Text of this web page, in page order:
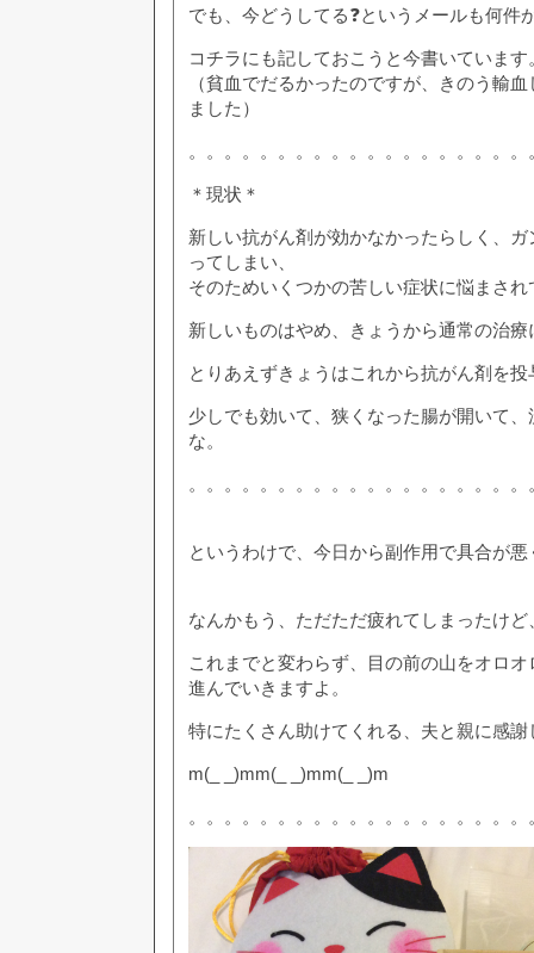
でも、今どうしてる❓というメールも何件
コチラにも記しておこうと今書いています
（貧血でだるかったのですが、きのう輸
ました）
。。。。。。。。。。。。。。。。。。
＊現状＊
新しい抗がん剤が効かなかったらしく、
ってしまい、
そのためいくつかの苦しい症状に悩まされ
新しいものはやめ、きょうから通常の治療
とりあえずきょうはこれから抗がん剤を投
少しでも効いて、狭くなった腸が開いて
な。
。。。。。。。。。。。。。。。。。。
というわけで、今日から副作用で具合が
なんかもう、ただただ疲れてしまったけど
これまでと変わらず、目の前の山をオロ
進んでいきますよ。
特にたくさん助けてくれる、夫と親に感謝
m(_ _)mm(_ _)mm(_ _)m
。。。。。。。。。。。。。。。。。。